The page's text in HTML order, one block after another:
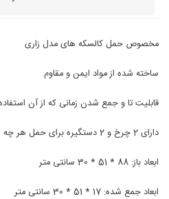
مخصوص حمل کالسکه های مدل زاری
ساخته شده از مواد ایمن و مقاوم
قابلیت تا و جمع شدن زمانی که از آن
دارای 2 چرخ و 2 دستگیره برای حمل هر چه راحت تر
ابعاد باز: 88 * 51 * 30 سانتی متر
ابعاد جمع شده: 17 * 51 * 30 سانتی متر